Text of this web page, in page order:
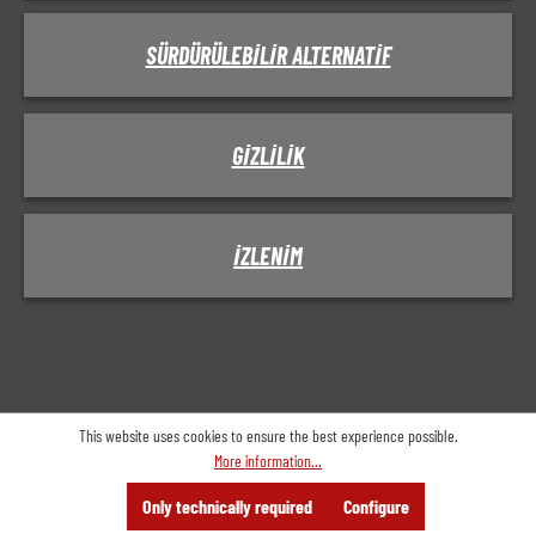
Consulting Search
Offer
SÜRDÜRÜLEBILIR ALTERNATIF
GIZLILIK
IZLENIM
This website uses cookies to ensure the best experience possible.
More information...
Only technically required Configure